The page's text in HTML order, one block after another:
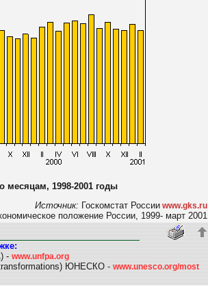
месяцам, 1998-2001 годы
Источник: Госкомстат России www.gks.ru
положение России, 1999- март 2001
-www.unfpa.org
transformations) ЮНЕСКО -www.unesco.org/most